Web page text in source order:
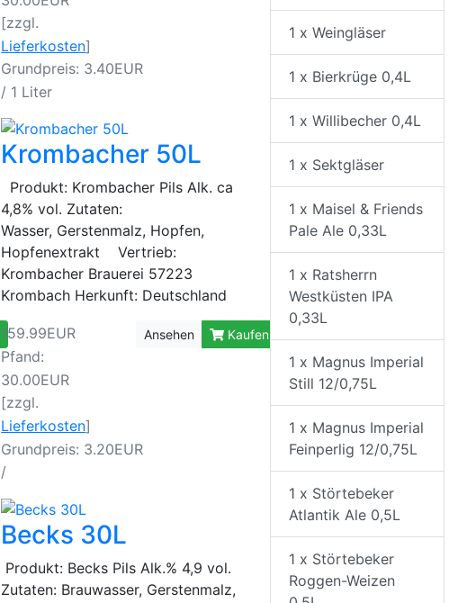
[zzgl.
Lieferkosten]
Grundpreis: 3.40EUR
/ 1 Liter
Krombacher 50L
Produkt: Krombacher Pils Alk. ca
4,8% vol. Zutaten:
Wasser, Gerstenmalz, Hopfen,
Hopfenextrakt Vertrieb:
Krombacher Brauerei 57223
Krombach Herkunft: Deutschland
159.99EUR
Pfand:
30.00EUR
[zzgl.
Lieferkosten]
Grundpreis: 3.20EUR
/
Ansehen Kaufen
Becks 30L
Produkt: Becks Pils Alk.% 4,9 vol.
Zutaten: Brauwasser, Gerstenmalz,
1 x Weingläser
1 x Bierkrüge 0,4L
1 x Willibecher 0,4L
1 x Sektgläser
1 x Maisel & Friends
Pale Ale 0,33L
1 x Ratsherrn
Westküsten IPA
0,33L
1 x Magnus Imperial
Still 12/0,75L
1 x Magnus Imperial
Feinperlig 12/0,75L
1 x Störtebeker
Atlantik Ale 0,5L
1 x Störtebeker
Roggen-Weizen